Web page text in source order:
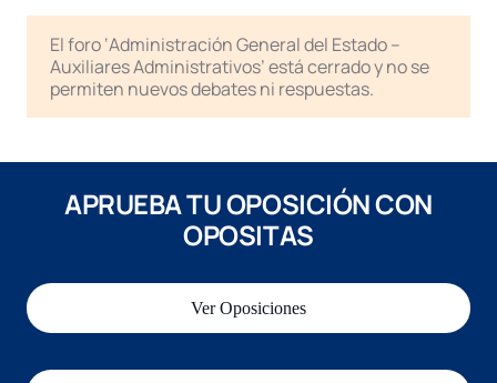
El foro ‘Administración General del Estado –
Auxiliares Administrativos’ está cerrado y no se
permiten nuevos debates ni respuestas.
APRUEBA TU OPOSICIÓN CON
OPOSITAS
Ver Oposiciones